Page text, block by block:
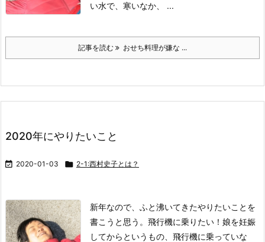
い水で、寒いなか、 ...
記事を読む おせち料理が嫌な ...
2020年にやりたいこと
 2020-01-03  2-1:西村史子とは？
新年なので、ふと沸いてきたやりたいことを
書こうと思う。 飛行機に乗りたい！ 娘を妊娠
してからというもの、飛行機に乗っていな